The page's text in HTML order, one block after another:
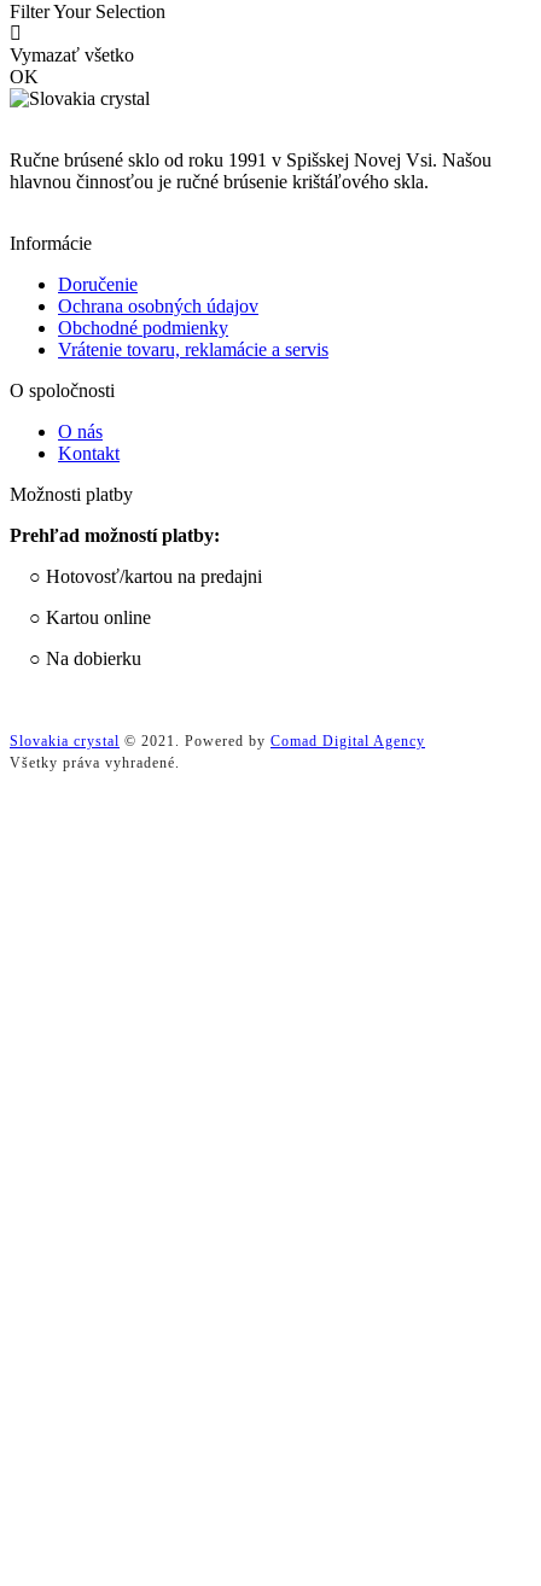
Filter Your Selection
Vymazať všetko
OK
Ručne brúsené sklo od roku 1991 v Spišskej Novej Vsi. Našou
hlavnou činnosťou je ručné brúsenie krištáľového skla.
Informácie
Doručenie
Ochrana osobných údajov
Obchodné podmienky
Vrátenie tovaru, reklamácie a servis
O spoločnosti
O nás
Kontakt
Možnosti platby
Prehľad možností platby:
○ Hotovosť/kartou na predajni
○ Kartou online
○ Na dobierku
Slovakia crystal © 2021. Powered by Comad Digital Agency
Všetky práva vyhradené.